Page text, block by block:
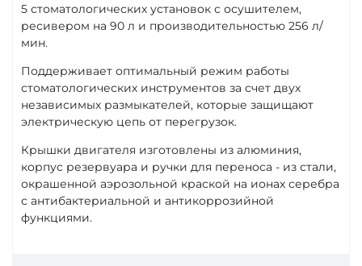
5 стоматологических установок с осушителем,
ресивером на 90 л и производительностью 256 л/
мин.
Поддерживает оптимальный режим работы
стоматологических инструментов за счет двух
независимых размыкателей, которые защищают
электрическую цепь от перегрузок.
Крышки двигателя изготовлены из алюминия,
корпус резервуара и ручки для переноса - из стали,
окрашенной аэрозольной краской на ионах серебра
с антибактериальной и антикоррозийной
функциями.